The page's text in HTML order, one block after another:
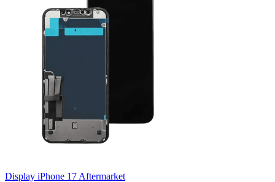
Display iPhone 17 Aftermarket